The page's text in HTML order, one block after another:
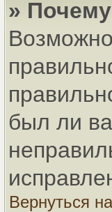
»
был ли
Вернуться